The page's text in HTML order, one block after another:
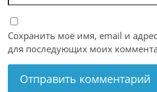
Сохранить моё имя, email и
для последующих моих